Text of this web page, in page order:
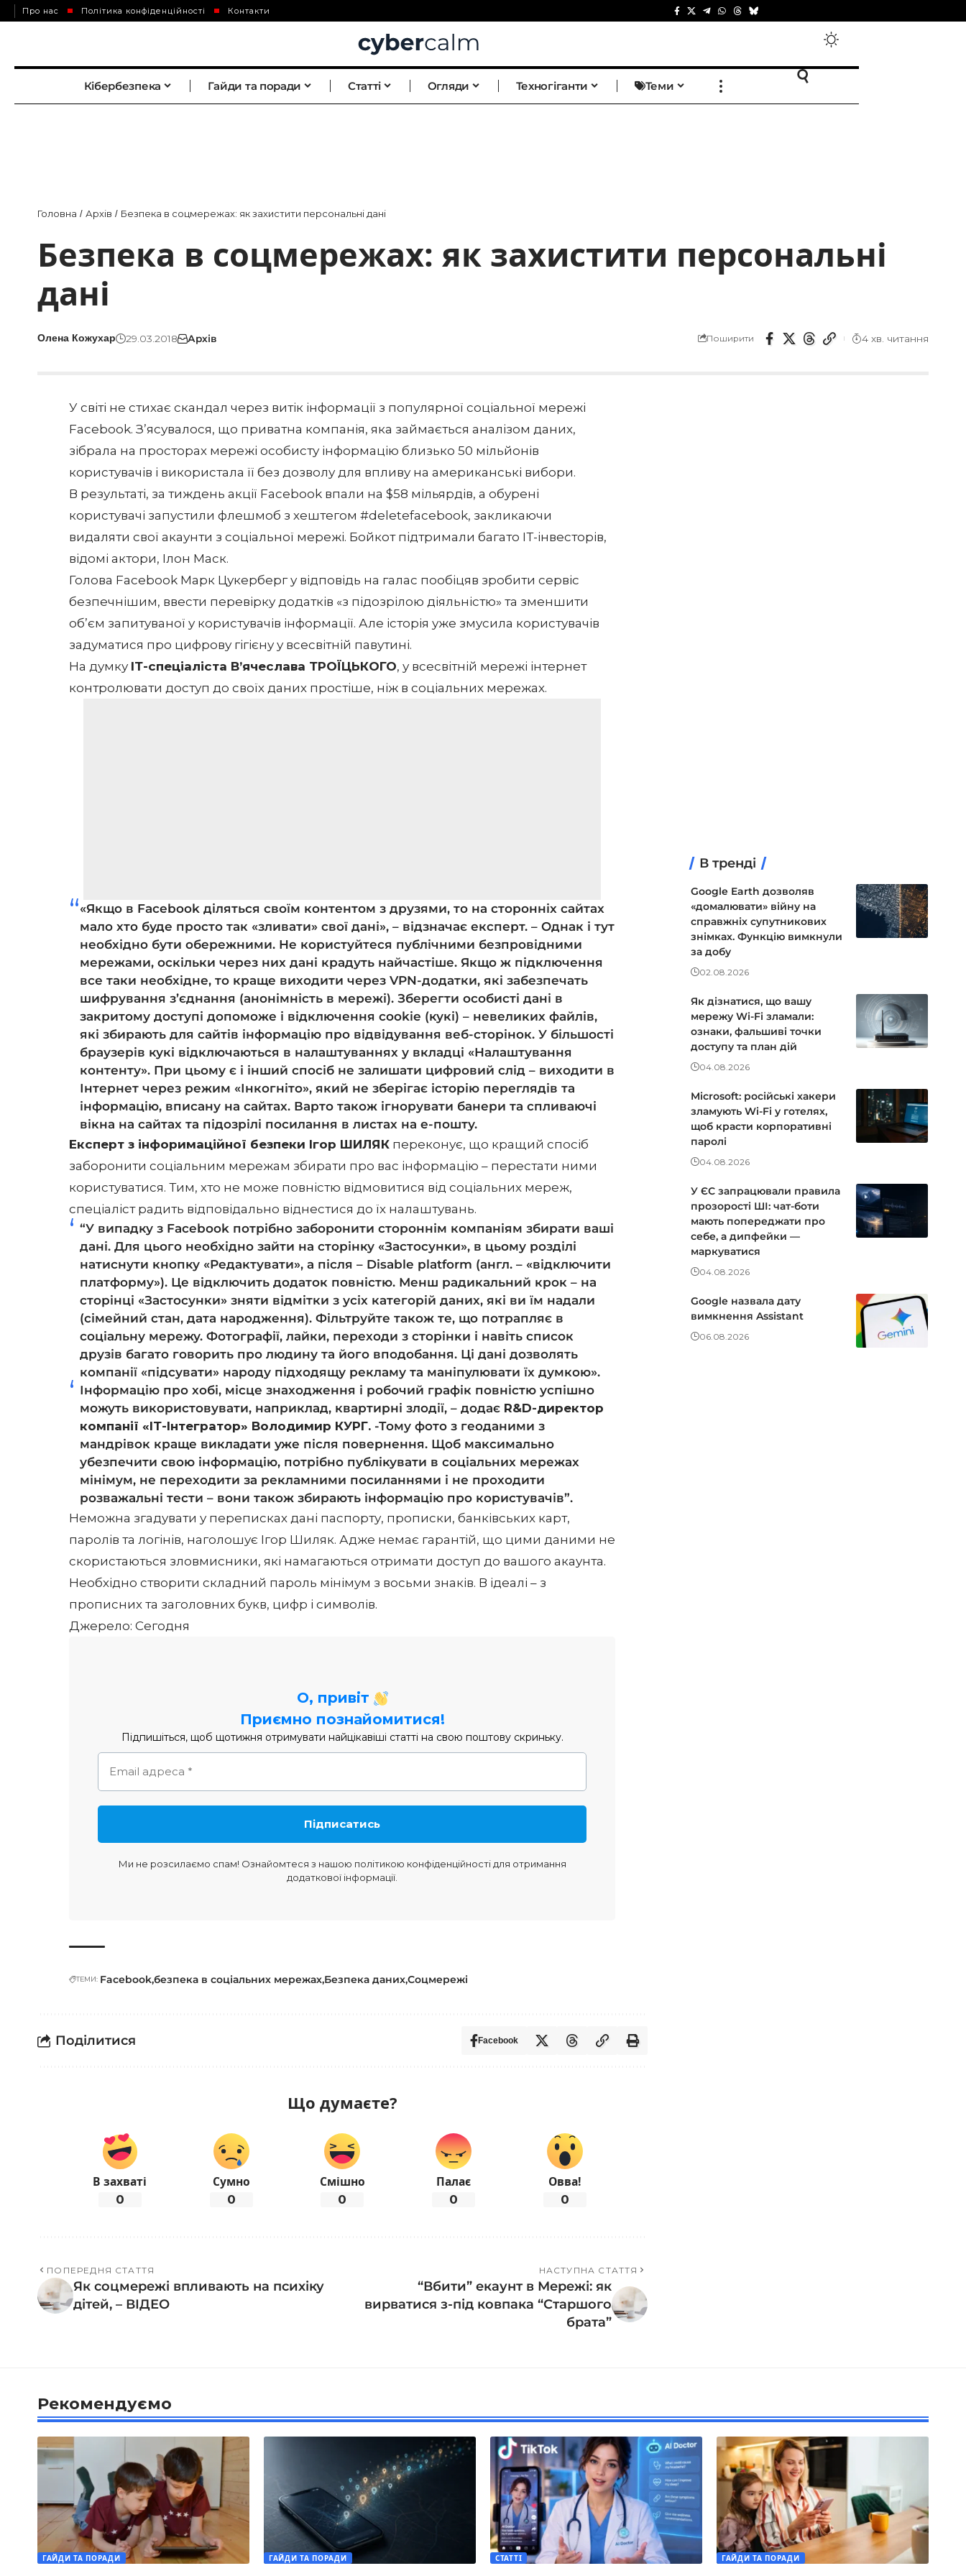
Про нас Політика конфіденційності Контакти
Кібербезпека Гайди та поради Статті Огляди Техногіганти Теми
Головна / Архів / Безпека в соцмережах: як захистити персональні дані
Безпека в соцмережах: як захистити персональні
дані
Олена Кожухар 29.03.2018 Архів Поширити 4 хв. читання
У світі не стихає скандал через витік інформації з популярної соціальної мережі
Facebook. З’ясувалося, що приватна компанія, яка займається аналізом даних,
зібрала на просторах мережі особисту інформацію близько 50 мільйонів
користувачів і використала її без дозволу для впливу на американські вибори.
В результаті, за тиждень акції Facebook впали на $58 мільярдів, а обурені
користувачі запустили флешмоб з хештегом #deletefacebook, закликаючи
видаляти свої акаунти з соціальної мережі. Бойкот підтримали багато ІТ-інвесторів,
відомі актори, Ілон Маск.
Голова Facebook Марк Цукерберг у відповідь на галас пообіцяв зробити сервіс
безпечнішим, ввести перевірку додатків «з підозрілою діяльністю» та зменшити
об’єм запитуваної у користувачів інформації. Але історія уже змусила користувачів
задуматися про цифрову гігієну у всесвітній павутині.
На думку ІТ-спеціаліста В’ячеслава ТРОЇЦЬКОГО, у всесвітній мережі інтернет
контролювати доступ до своїх даних простіше, ніж в соціальних мережах.
«Якщо в Facebook діляться своїм контентом з друзями, то на сторонніх сайтах
мало хто буде просто так «зливати» свої дані», – відзначає експерт. – Однак і тут
необхідно бути обережними. Не користуйтеся публічними безпровідними
мережами, оскільки через них дані крадуть найчастіше. Якщо ж підключення
все таки необхідне, то краще виходити через VPN-додатки, які забезпечать
шифрування з’єднання (анонімність в мережі). Зберегти особисті дані в
закритому доступі допоможе і відключення cookie (кукі) – невеликих файлів,
які збирають для сайтів інформацію про відвідування веб-сторінок. У більшості
браузерів кукі відключаються в налаштуваннях у вкладці «Налаштування
контенту». При цьому є і інший спосіб не залишати цифровий слід – виходити в
Інтернет через режим «Інкогніто», який не зберігає історію переглядів та
інформацію, вписану на сайтах. Варто також ігнорувати банери та спливаючі
вікна на сайтах та підозрілі посилання в листах на е-пошту.
Експерт з інфоримаційної безпеки Ігор ШИЛЯК переконує, що кращий спосіб
заборонити соціальним мережам збирати про вас інформацію – перестати ними
користуватися. Тим, хто не може повністю відмовитися від соціальних мереж,
спеціаліст радить відповідально віднестися до їх налаштувань.
“У випадку з Facebook потрібно заборонити стороннім компаніям збирати ваші
дані. Для цього необхідно зайти на сторінку «Застосунки», в цьому розділі
натиснути кнопку «Редактувати», а після – Disable platform (англ. – «відключити
платформу»). Це відключить додаток повністю. Менш радикальний крок – на
сторінці «Застосунки» зняти відмітки з усіх категорій даних, які ви їм надали
(сімейний стан, дата народження). Фільтруйте також те, що потрапляє в
соціальну мережу. Фотографії, лайки, переходи з сторінки і навіть список
друзів багато говорить про людину та його вподобання. Ці дані дозволять
компанії «підсувати» народу підходящу рекламу та маніпулювати їх думкою».
Інформацію про хобі, місце знаходження і робочий графік повністю успішно
можуть використовувати, наприклад, квартирні злодії, – додає R&D-директор
компанії «ІТ-Інтегратор» Володимир КУРГ. -Тому фото з геоданими з
мандрівок краще викладати уже після повернення. Щоб максимально
убезпечити свою інформацію, потрібно публікувати в соціальних мережах
мінімум, не переходити за рекламними посиланнями і не проходити
розважальні тести – вони також збирають інформацію про користувачів”.
Неможна згадувати у переписках дані паспорту, прописки, банківських карт,
паролів та логінів, наголошує Ігор Шиляк. Адже немає гарантій, що цими даними не
скористаються зловмисники, які намагаються отримати доступ до вашого акаунта.
Необхідно створити складний пароль мінімум з восьми знаків. В ідеалі – з
прописних та заголовних букв, цифр і символів.
Джерело: Сегодня
О, привіт
Приємно познайомитися!
Підпишіться, щоб щотижня отримувати найцікавіші статті на свою поштову скриньку.
Ми не розсилаємо спам! Ознайомтеся з нашою політикою конфіденційностідля отримання
додаткової інформації.
ТЕМИ: Facebookбезпека в соціальних мережах Безпека данихСоцмережі
Поділитися Facebook
Що думаєте?
В захваті
0
Сумно
0
Смішно
0
Палає
0
Овва!
0
ПОПЕРЕДНЯ СТАТТЯ
Як соцмережі впливають на психіку
дітей, – ВІДЕО
НАСТУПНА СТАТТЯ
“Вбити” екаунт в Мережі: як
вирватися з-під ковпака “Старшого
брата”
В тренді
Google Earth дозволяв
«домалювати» війну на
справжніх супутникових
знімках. Функцію вимкнули
за добу
02.08.2026
Як дізнатися, що вашу
мережу Wi-Fi зламали:
ознаки, фальшиві точки
доступу та план дій
04.08.2026
Microsoft: російські хакери
зламують Wi-Fi у готелях,
щоб красти корпоративні
паролі
04.08.2026
У ЄС запрацювали правила
прозорості ШІ: чат-боти
мають попереджати про
себе, а дипфейки —
маркуватися
04.08.2026
Google назвала дату
вимкнення Assistant
06.08.2026
Рекомендуємо
ГАЙДИ ТА ПОРАДИ ГАЙДИ ТА ПОРАДИ СТАТТІ ГАЙДИ ТА ПОРАДИ